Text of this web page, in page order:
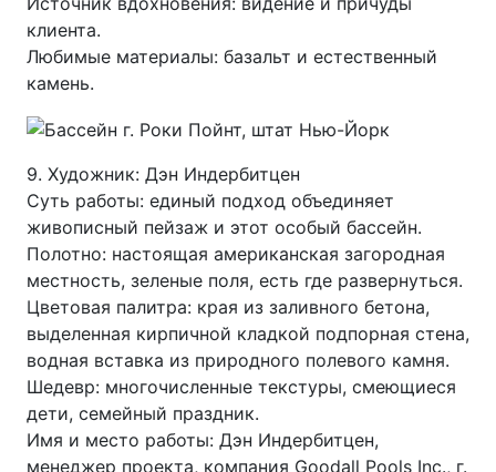
клиента.
Любимые материалы: базальт и естественный
камень.
9. Художник: Дэн Индербитцен
Суть работы: единый подход объединяет
живописный пейзаж и этот особый бассейн.
Полотно: настоящая американская загородная
местность, зеленые поля, есть где развернуться.
Цветовая палитра: края из заливного бетона,
выделенная кирпичной кладкой подпорная стена,
водная вставка из природного полевого камня.
Шедевр: многочисленные текстуры, смеющиеся
дети, семейный праздник.
Имя и место работы: Дэн Индербитцен,
менеджер проекта, компания Goodall Pools Inc., г.